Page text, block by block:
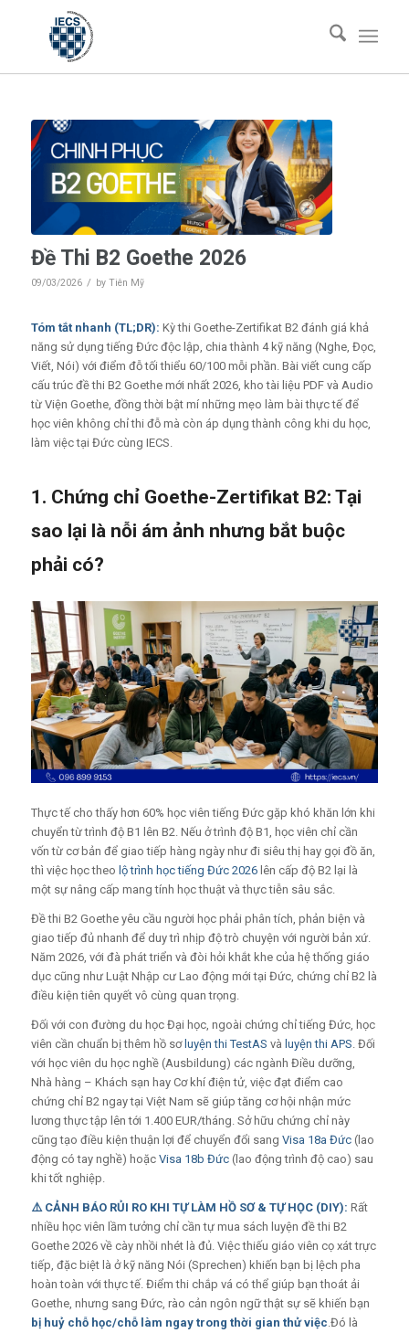
Đề Thi B2 Goethe 2026
09/03/2026 / by Tiên Mỹ
Tóm tắt nhanh (TL;DR): Kỳ thi Goethe-Zertifikat B2 đánh giá khả
năng sử dụng tiếng Đức độc lập, chia thành 4 kỹ năng (Nghe, Đọc,
Viết, Nói) với điểm đỗ tối thiểu 60/100 mỗi phần. Bài viết cung cấp
cấu trúc đề thi B2 Goethe mới nhất 2026, kho tài liệu PDF và Audio
từ Viện Goethe, đồng thời bật mí những mẹo làm bài thực tế để
học viên không chỉ thi đỗ mà còn áp dụng thành công khi du học,
làm việc tại Đức cùng IECS.
1. Chứng chỉ Goethe-Zertifikat B2: Tại
sao lại là nỗi ám ảnh nhưng bắt buộc
phải có?
Thực tế cho thấy hơn 60% học viên tiếng Đức gặp khó khăn lớn khi
chuyển từ trình độ B1 lên B2. Nếu ở trình độ B1, học viên chỉ cần
vốn từ cơ bản để giao tiếp hàng ngày như đi siêu thị hay gọi đồ ăn,
thì việc học theo lộ trình học tiếng Đức 2026lên cấp độ B2 lại là
một sự nâng cấp mang tính học thuật và thực tiễn sâu sắc.
Đề thi B2 Goethe yêu cầu người học phải phân tích, phản biện và
giao tiếp đủ nhanh để duy trì nhịp độ trò chuyện với người bản xứ.
Năm 2026, với đà phát triển và đòi hỏi khắt khe của hệ thống giáo
dục cũng như Luật Nhập cư Lao động mới tại Đức, chứng chỉ B2 là
điều kiện tiên quyết vô cùng quan trọng.
Đối với con đường du học Đại học, ngoài chứng chỉ tiếng Đức, học
viên cần chuẩn bị thêm hồ sơluyện thi TestAS và luyện thi APS . Đối
với học viên du học nghề (Ausbildung) các ngành Điều dưỡng,
Nhà hàng – Khách sạn hay Cơ khí điện tử, việc đạt điểm cao
chứng chỉ B2 ngay tại Việt Nam sẽ giúp tăng cơ hội nhận mức
lương thực tập lên tới 1.400 EUR/tháng. Sở hữu chứng chỉ này
cũng tạo điều kiện thuận lợi để chuyển đổi sang Visa 18a Đức(lao
động có tay nghề) hoặc Visa 18b Đức(lao động trình độ cao) sau
khi tốt nghiệp.
⚠️ CẢNH BÁO RỦI RO KHI TỰ LÀM HỒ SƠ & TỰ HỌC (DIY): Rất
nhiều học viên lầm tưởng chỉ cần tự mua sách luyện đề thi B2
Goethe 2026 về cày nhồi nhét là đủ. Việc thiếu giáo viên cọ xát trực
tiếp, đặc biệt là ở kỹ năng Nói (Sprechen) khiến bạn bị lệch pha
hoàn toàn với thực tế. Điểm thi chắp vá có thể giúp bạn thoát ải
Goethe, nhưng sang Đức, rào cản ngôn ngữ thật sự sẽ khiến bạn
bị huỷ chỗ học/chỗ làm ngay trong thời gian thử việc .Đó là